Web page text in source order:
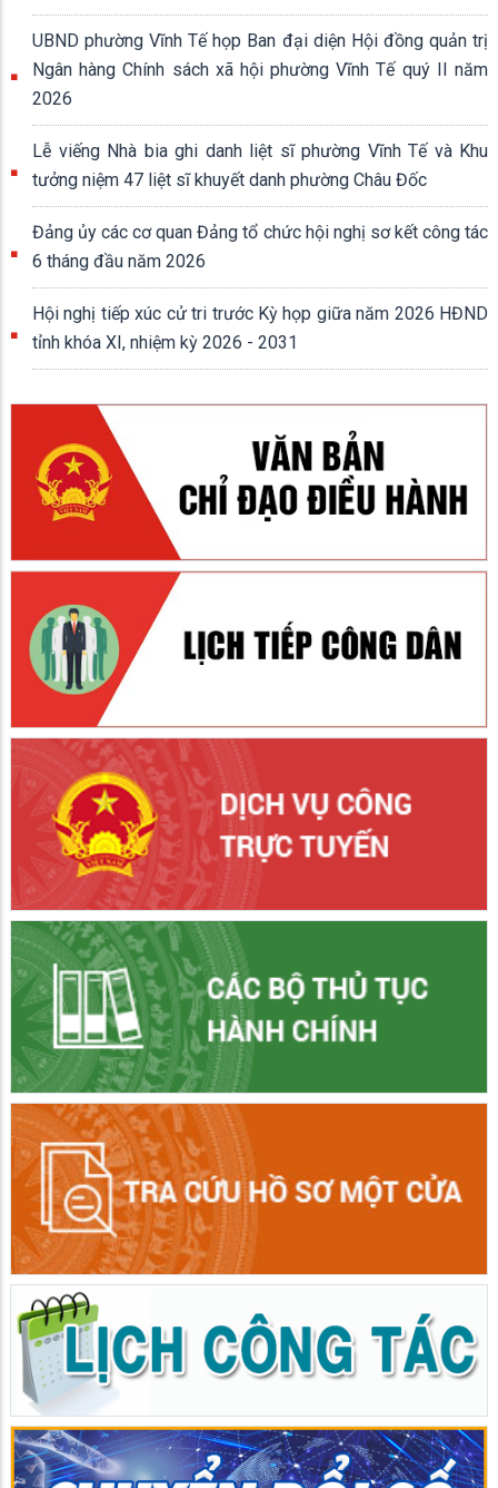
UBND phường Vĩnh Tế họp Ban đại diện Hội đồng quản trị
Ngân hàng Chính sách xã hội phường Vĩnh Tế quý II năm
2026
Lễ viếng Nhà bia ghi danh liệt sĩ phường Vĩnh Tế và Khu
tưởng niệm 47 liệt sĩ khuyết danh phường Châu Đốc
Đảng ủy các cơ quan Đảng tổ chức hội nghị sơ kết công tác
6 tháng đầu năm 2026
Hội nghị tiếp xúc cử tri trước Kỳ họp giữa năm 2026 HĐND
tỉnh khóa XI, nhiệm kỳ 2026 - 2031